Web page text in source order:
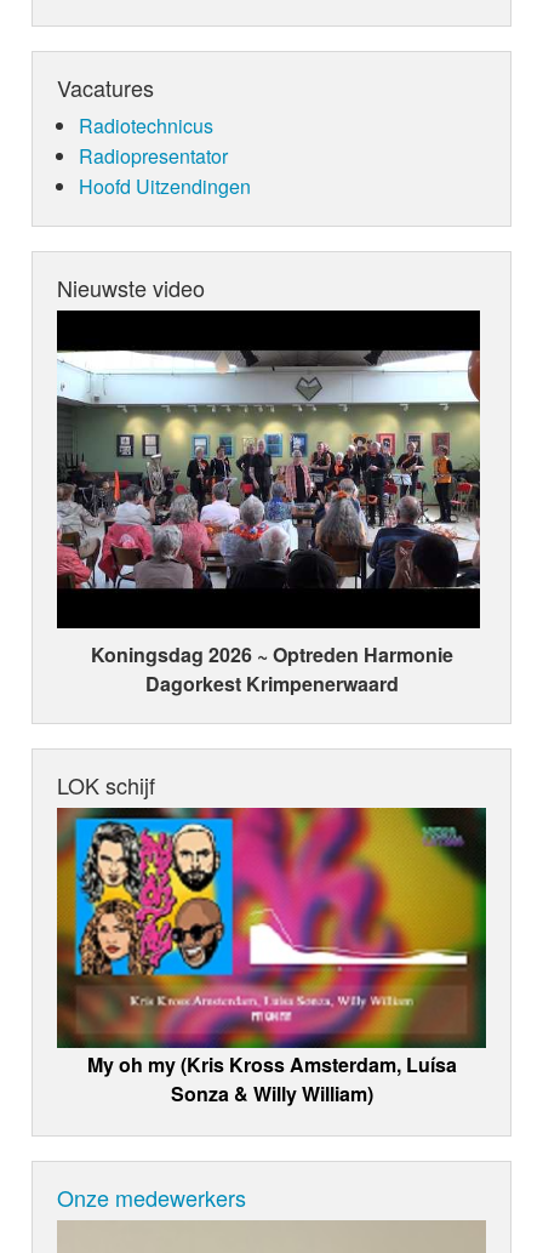
Vacatures
Radiotechnicus
Radiopresentator
Hoofd Uitzendingen
Nieuwste video
Koningsdag 2026 ~ Optreden Harmonie
Dagorkest Krimpenerwaard
LOK schijf
My oh my (Kris Kross Amsterdam, Luísa
Sonza & Willy William)
Onze medewerkers